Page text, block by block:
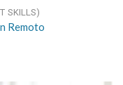
SKILLS)
Remoto